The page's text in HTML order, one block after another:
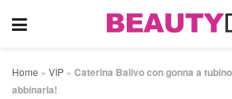
Home » VIP » Caterina Balivo con gonna a
abbinarla!